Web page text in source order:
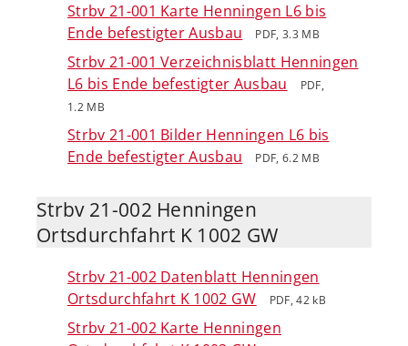
Strbv 21-001 Karte Henningen L6 bis
Ende befestigter Ausbau
PDF, 3.3 MB
Strbv 21-001 Verzeichnisblatt Henningen
L6 bis Ende befestigter Ausbau
PDF,
1.2 MB
Strbv 21-001 Bilder Henningen L6 bis
Ende befestigter Ausbau
PDF, 6.2 MB
Strbv 21-002 Henningen
Ortsdurchfahrt K 1002 GW
Strbv 21-002 Datenblatt Henningen
Ortsdurchfahrt K 1002 GW
PDF, 42 kB
Strbv 21-002 Karte Henningen